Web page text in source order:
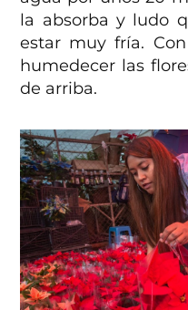
la absorba y ludo
estar muy fría.
humedecer las
de arriba.